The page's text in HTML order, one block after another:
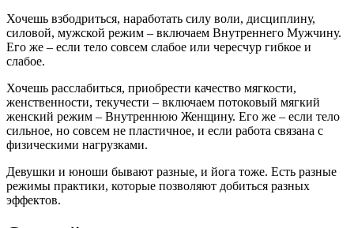
Хочешь взбодриться, наработать силу воли, дисциплину,
силовой, мужской режим – включаем Внутреннего Мужчину.
Его же – если тело совсем слабое или чересчур гибкое и
слабое.
Хочешь расслабиться, приобрести качество мягкости,
женственности, текучести ­– включаем потоковый мягкий
женский режим – Внутреннюю Женщину. Его же ­– если тело
сильное, но совсем не пластичное, и если работа связана с
физическими нагрузками.
Девушки и юноши бывают разные, и йога тоже. Есть разные
режимы практики, которые позволяют добиться разных
эффектов.